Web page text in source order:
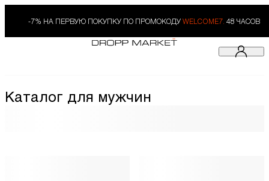
-7% НА ПЕРВУЮ ПОКУПКУ ПО ПРОМОКОДУ WELCOME7. 48 ЧАСОВ
Каталог для мужчин